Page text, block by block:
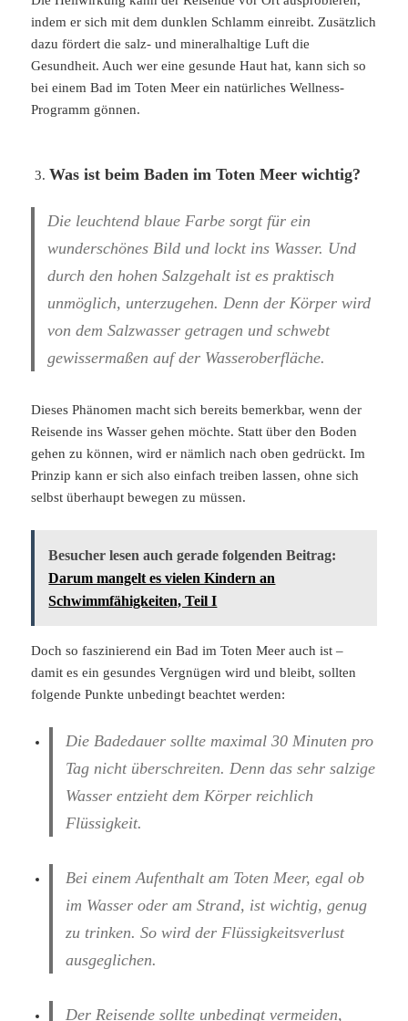
indem er sich mit dem dunklen Schlamm einreibt. Zusätzlich
dazu fördert die salz- und mineralhaltige Luft die
Gesundheit. Auch wer eine gesunde Haut hat, kann sich so
bei einem Bad im Toten Meer ein natürliches Wellness-
Programm gönnen.
Was ist beim Baden im Toten Meer wichtig?
Die leuchtend blaue Farbe sorgt für ein
wunderschönes Bild und lockt ins Wasser. Und
durch den hohen Salzgehalt ist es praktisch
unmöglich, unterzugehen. Denn der Körper wird
von dem Salzwasser getragen und schwebt
gewissermaßen auf der Wasseroberfläche.
Dieses Phänomen macht sich bereits bemerkbar, wenn der
Reisende ins Wasser gehen möchte. Statt über den Boden
gehen zu können, wird er nämlich nach oben gedrückt. Im
Prinzip kann er sich also einfach treiben lassen, ohne sich
selbst überhaupt bewegen zu müssen.
Besucher lesen auch gerade folgenden Beitrag:
Darum mangelt es vielen Kindern an
Schwimmfähigkeiten, Teil I
Doch so faszinierend ein Bad im Toten Meer auch ist –
damit es ein gesundes Vergnügen wird und bleibt, sollten
folgende Punkte unbedingt beachtet werden:
Die Badedauer sollte maximal 30 Minuten pro
Tag nicht überschreiten. Denn das sehr salzige
Wasser entzieht dem Körper reichlich
Flüssigkeit.
Bei einem Aufenthalt am Toten Meer, egal ob
im Wasser oder am Strand, ist wichtig, genug
zu trinken. So wird der Flüssigkeitsverlust
ausgeglichen.
Der Reisende sollte unbedingt vermeiden,